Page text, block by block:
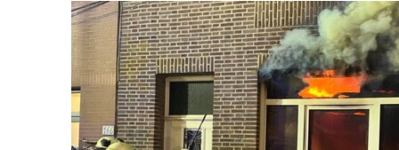
06 août 2026Consulter l'article "Une maison inhabitable
Le siège bruxellois d’AXA fermé
plusieurs jours après une